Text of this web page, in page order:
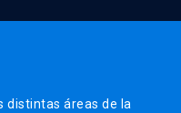
distintas áreas de la